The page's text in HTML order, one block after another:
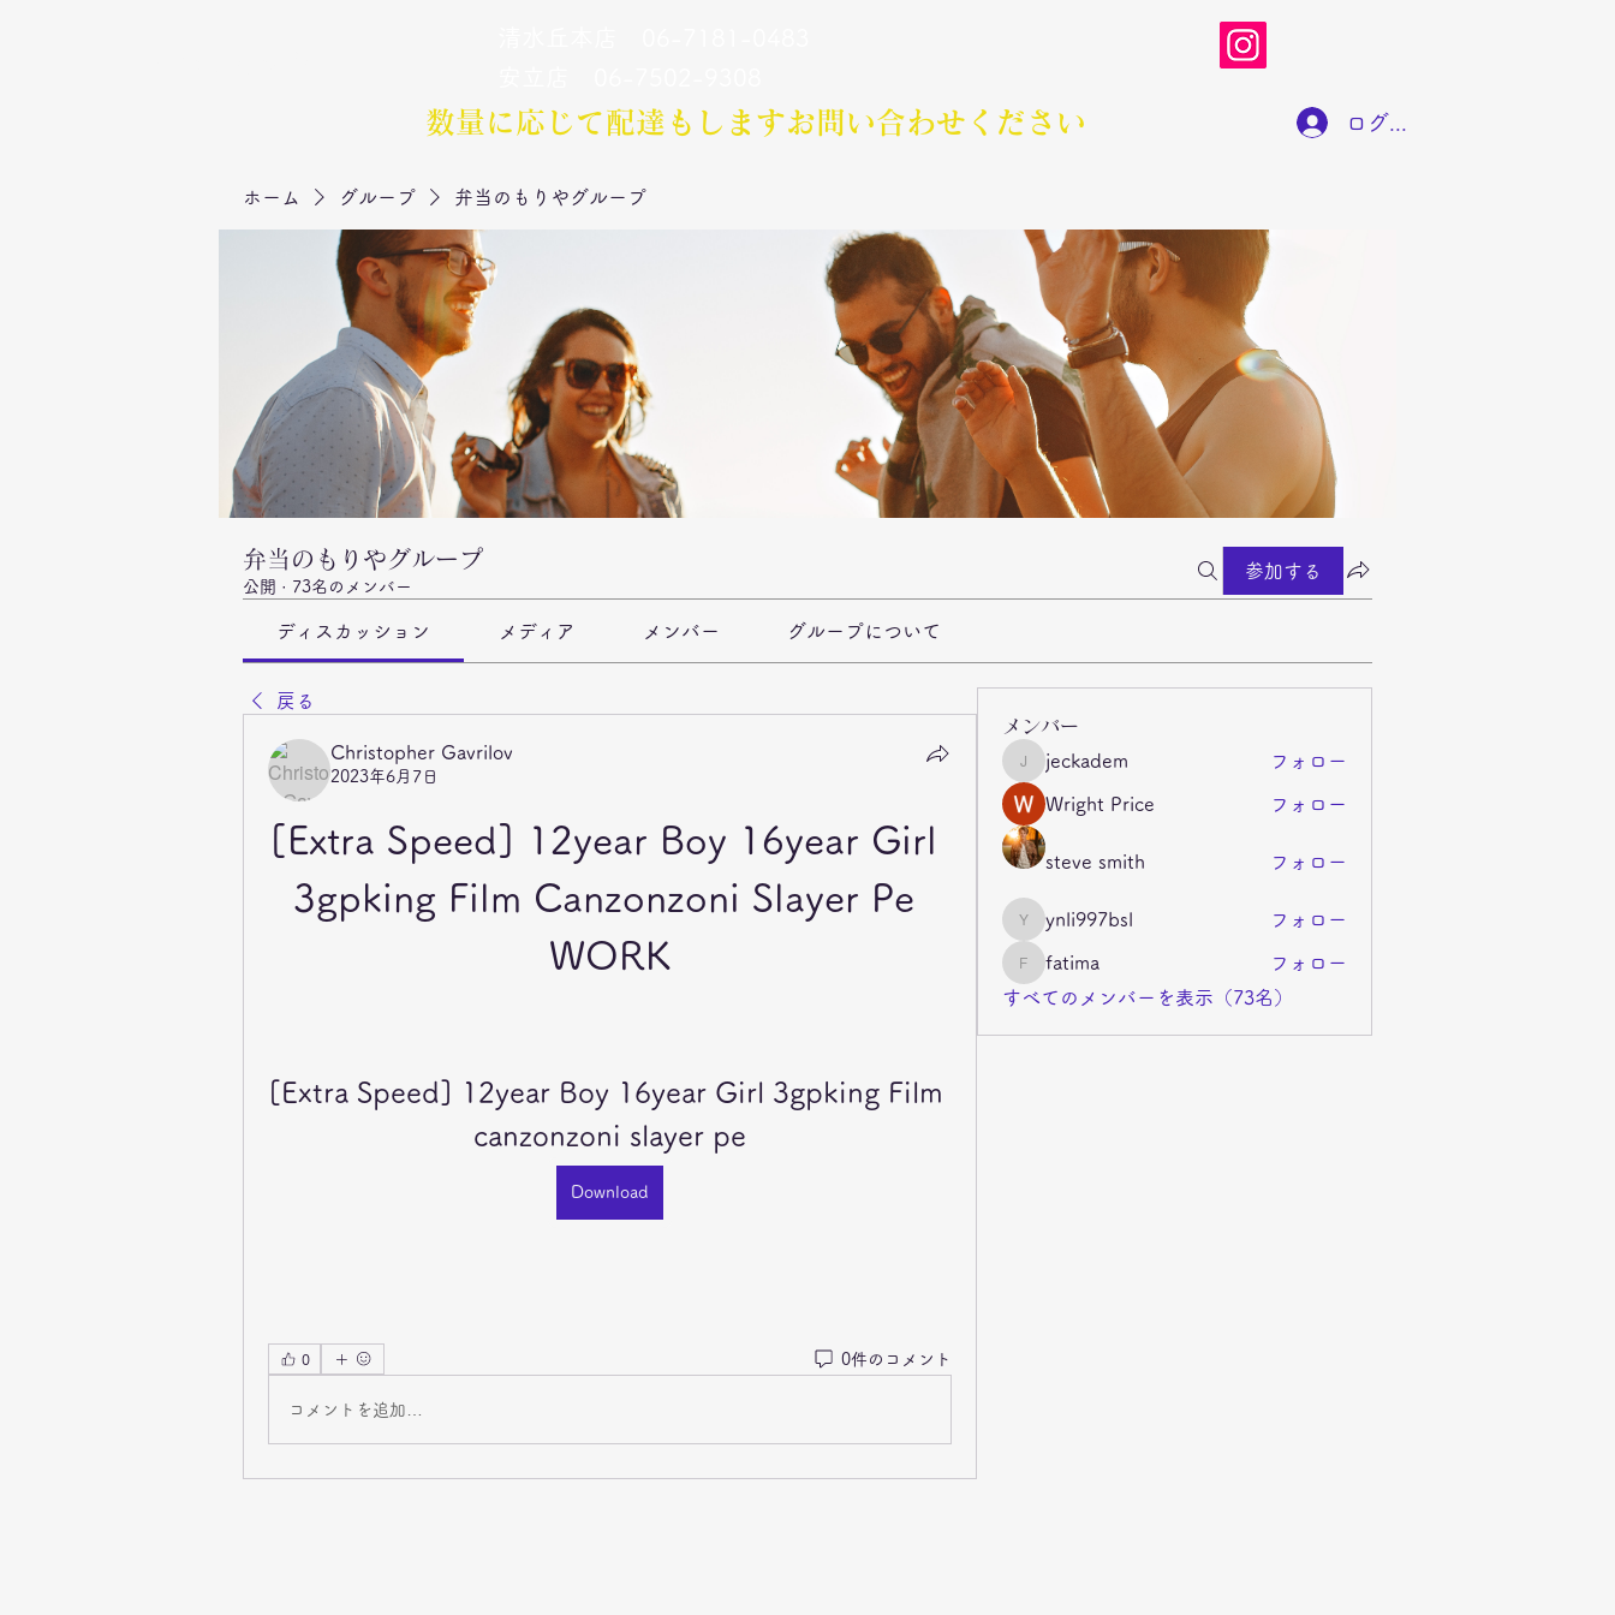
ログイン
数量に応じて配達もします​お問い合わせください
ホーム グループ 弁当のもりやグループ
弁当のもりやグループ
公開 · 73名のメンバー
参加する
ディスカッション メディア メンバー グループについて
戻る
Christopher Gavrilov
2023年6月7日
[Extra Speed] 12year Boy 16year Girl
3gpking Film Canzonzoni Slayer Pe
WORK
[Extra Speed] 12year Boy 16year Girl 3gpking Film
canzonzoni slayer pe
Download
0 0件のコメント
コメントを追加…
メンバー
jeckadem
jeckadem フォロー
Wright Price フォロー
steve smith フォロー
ynli997bsl
ynli997bsl フォロー
fatima
fatima
フォロー
すべてのメンバーを表示（73名）